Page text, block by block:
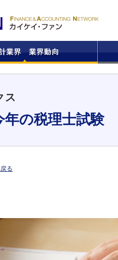
ス
年の税理士試験
る